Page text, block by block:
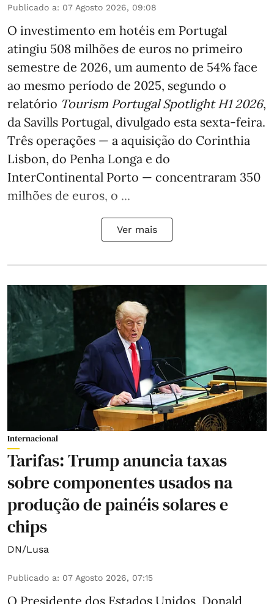
Publicado a: 07 Agosto 2026, 09:08
O investimento em hotéis em Portugal
atingiu 508 milhões de euros no primeiro
semestre de 2026, um aumento de 54% face
ao mesmo período de 2025, segundo o
relatório Tourism Portugal Spotlight H1 2026,
da Savills Portugal, divulgado esta sexta-feira.
Três operações — a aquisição do Corinthia
Lisbon, do Penha Longa e do
InterContinental Porto — concentraram 350
milhões de euros, o ...
Ver mais
Internacional
Tarifas: Trump anuncia taxas
sobre componentes usados na
produção de painéis solares e
chips
DN/Lusa
Publicado a: 07 Agosto 2026, 07:15
O Presidente dos Estados Unidos, Donald